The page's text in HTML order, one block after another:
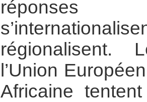
régionalisent.
l’Union
Africaine